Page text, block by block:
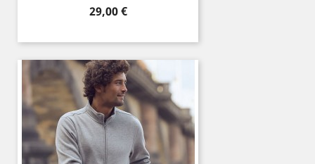
Preis
29,00 €